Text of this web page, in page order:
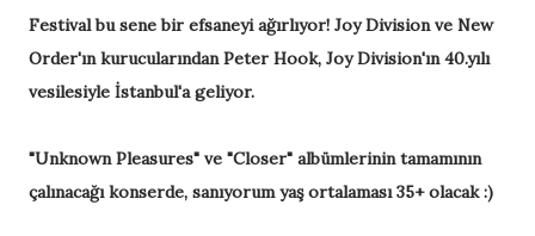
Festival bu sene bir efsaneyi ağırlıyor! Joy Division ve New
Order'ın kurucularından Peter Hook, Joy Division'ın 40.yılı
vesilesiyle İstanbul'a geliyor.
"Unknown Pleasures" ve "Closer" albümlerinin tamamının
çalınacağı konserde, sanıyorum yaş ortalaması 35+ olacak :)